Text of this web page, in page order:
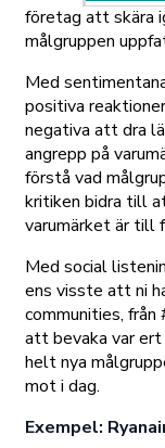
företag att skära
målgruppen
Med
positiva
negativa att dra
angrepp på
förstå vad
kritiken bidra till
varumärket är till
Med social
ens visste att ni
communities,
att bevaka var ert
helt nya
mot i dag.
Exempel: